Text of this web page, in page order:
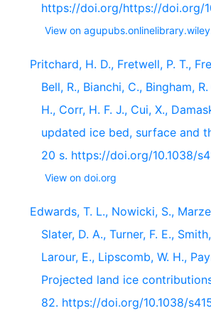
https://doi.org/https://doi.org/
View on
Pritchard, H. D., Fretwell, P. T.,
Bell, R., Bianchi, C., Bingham,
H., Corr, H. F. J., Cui, X.,
updated ice bed, surface and
20 s. https://doi.org/10.1038/
View on doi.org
Edwards, T. L., Nowicki, S.,
Slater, D. A., Turner, F. E.,
Larour, E., Lipscomb, W. H.,
Projected land ice
82. https://doi.org/10.1038/